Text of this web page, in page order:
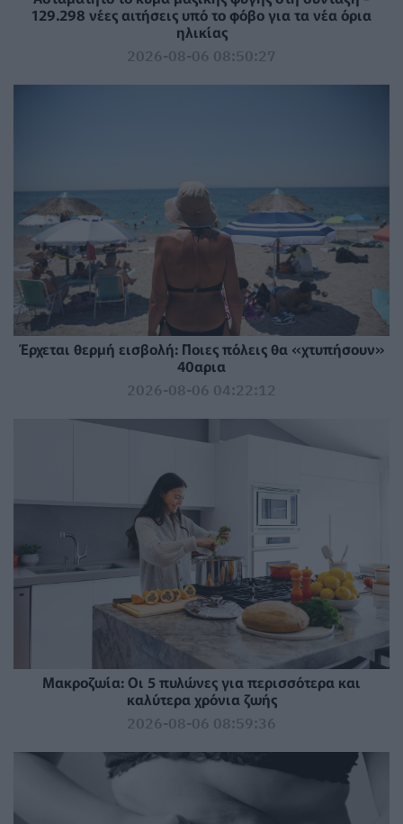
129.298 νέες αιτήσεις υπό το φόβο για τα νέα όρια
ηλικίας
2026-08-06 08:50:27
Έρχεται θερμή εισβολή: Ποιες πόλεις θα «χτυπήσουν»
40αρια
2026-08-06 04:22:12
Mακροζωία: Οι 5 πυλώνες για περισσότερα και
καλύτερα χρόνια ζωής
2026-08-06 08:59:36